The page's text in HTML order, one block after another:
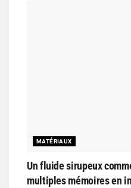
MATÉRIAUX
Un fluide sirupeux
multiples mémoires en